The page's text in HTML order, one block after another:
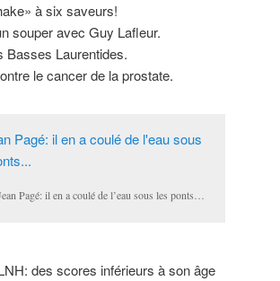
à six saveurs!
souper avec Guy Lafleur.
Basses Laurentides.
le cancer de la prostate.
Pagé: il en a coulé de l’eau sous les ponts…
des scores inférieurs à son âge